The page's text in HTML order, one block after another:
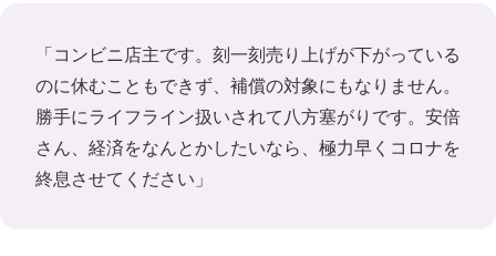
「コンビニ店主です。刻一刻売り上げが下がっている
のに休むこともできず、補償の対象にもなりません。
勝手にライフライン扱いされて八方塞がりです。安倍
さん、経済をなんとかしたいなら、極力早くコロナを
終息させてください」